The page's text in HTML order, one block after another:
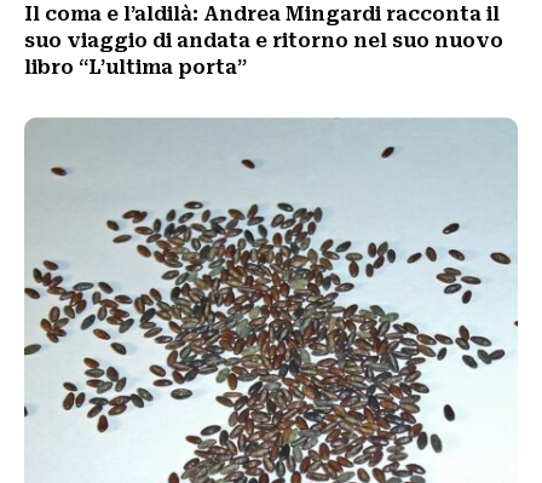
Il coma e l’aldilà: Andrea Mingardi racconta il
suo viaggio di andata e ritorno nel suo nuovo
libro “L’ultima porta”